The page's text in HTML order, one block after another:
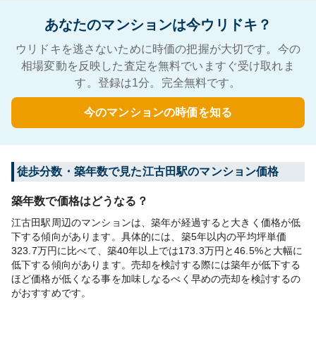
あなたのマンションは今ウリドキ？
ウリドキを逃さないために時価の把握が大切です。今の
相場変動を反映した査定を無料でいますぐ受け取れま
す。登録は1分。完全無料です。
今のマンションの時価を知る
徒歩分数・築年数で見た江古田駅のマンション価格
築年数で価格はどうなる？
江古田駅周辺のマンションは、築年が経過すると大きく価格が低
下する傾向があります。具体的には、築5年以内の平均坪単価
323.7万円に比べて、築40年以上では173.3万円と46.5%と大幅に
低下する傾向があります。売却を検討する際には築年が低下する
ほど価格が低くなる事を加味しなるべく早めの売却を検討するの
がおすすめです。